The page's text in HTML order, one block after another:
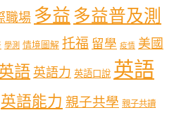
職場 多益 多益普及測
學測 情境圖解 托福 留學 疫情 美國
語 英語力 英語口說 英語
英語能力 親子共學 親子共讀